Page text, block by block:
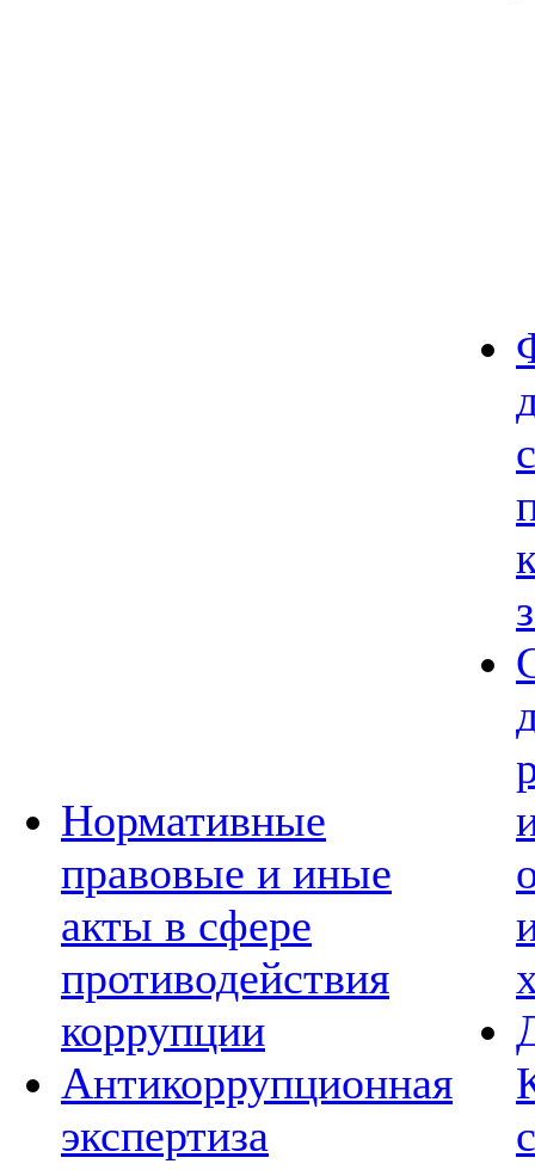
Нормативные
правовые и иные
акты в сфере
противодействия
коррупции
Антикоррупционная
экспертиза